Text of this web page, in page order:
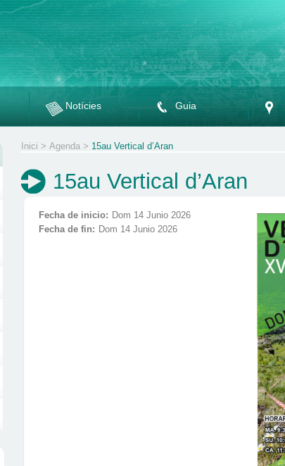
Notícies Guia
Inici > Agenda > 15au Vertical d’Aran
15au Vertical d’Aran
Fecha de inicio: Dom 14 Junio 2026
Fecha de fin: Dom 14 Junio 2026